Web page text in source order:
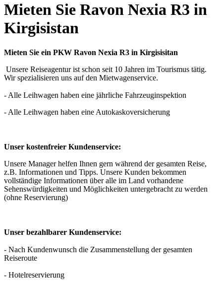
Mieten Sie Ravon Nexia R3 in
Kirgisistan
Mieten Sie ein PKW Ravon Nexia R3 in Kirgisisitan
Unsere Reiseagentur ist schon seit 10 Jahren im Tourismus tätig.
Wir spezialisieren uns auf den Mietwagenservice.
- Alle Leihwagen haben eine jährliche Fahrzeuginspektion
- Alle Leihwagen haben eine Autokaskoversicherung
Unser kostenfreier Kundenservice:
Unsere Manager helfen Ihnen gern während der gesamten Reise,
z.B. Informationen und Tipps. Unsere Kunden bekommen
vollständige Informationen über alle im Land vorhandene
Sehenswürdigkeiten und Möglichkeiten untergebracht zu werden
(ohne Reservierung)
Unser bezahlbarer Kundenservice:
- Nach Kundenwunsch die Zusammenstellung der gesamten
Reiseroute
- Hotelreservierung